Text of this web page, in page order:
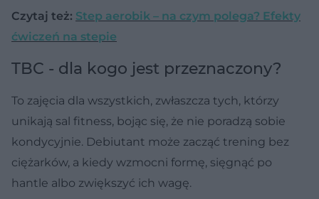
Czytaj też: Step aerobik – na czym polega? Efekty
ćwiczeń na stepie
TBC - dla kogo jest przeznaczony?
To zajęcia dla wszystkich, zwłaszcza tych, którzy
unikają sal fitness, bojąc się, że nie poradzą sobie
kondycyjnie. Debiutant może zacząć trening bez
ciężarków, a kiedy wzmocni formę, sięgnąć po
hantle albo zwiększyć ich wagę.